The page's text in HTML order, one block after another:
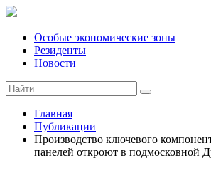
Особые экономические зоны
Резиденты
Новости
Главная
Публикации
Производство ключевого
панелей откроют в подмосковной